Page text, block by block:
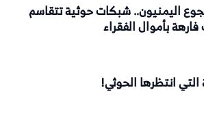
اليمنيون.. شبكات حوثية تتقاسم
بأموال الفقراء
التي انتظرها الحوثي!